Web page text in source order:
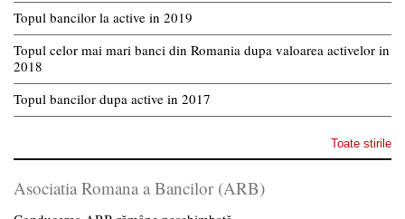
Topul bancilor la active in 2019
Topul celor mai mari banci din Romania dupa valoarea activelor in
2018
Topul bancilor dupa active in 2017
Toate stirile
Asociatia Romana a Bancilor (ARB)